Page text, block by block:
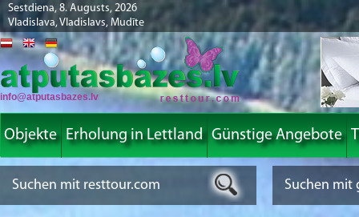
Sestdiena, 8. Augusts, 2026
Vladislava, Vladislavs, Mudīte
info@atputasbazes.lv
Objekte Erholung in Lettland Günstige Angebote